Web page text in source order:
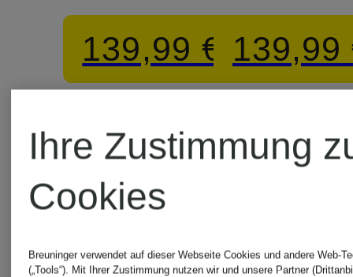
139,99 €
118,99 €
Ursprünglich:
200 €
139,99
118,99 €
Ihre Zustimmung
Cookies
Breuninger verwendet auf dieser Webseite Cookies und andere Web-
(„Tools“). Mit Ihrer Zustimmung nutzen wir und unsere Partner